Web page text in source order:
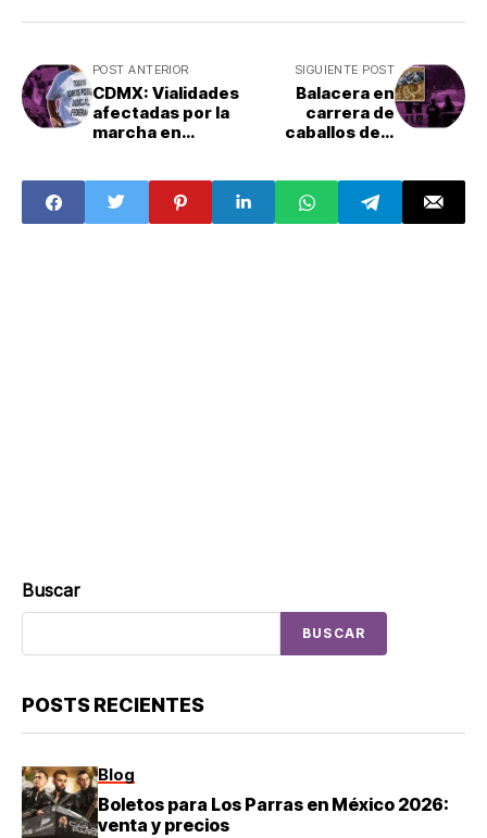
POST ANTERIOR
CDMX: Vialidades
afectadas por la
marcha en
SIGUIENTE POST
Balacera en
carrera de
caballos deja
Buscar
BUSCAR
POSTS RECIENTES
Blog
Boletos para Los Parras en México 2026:
venta y precios